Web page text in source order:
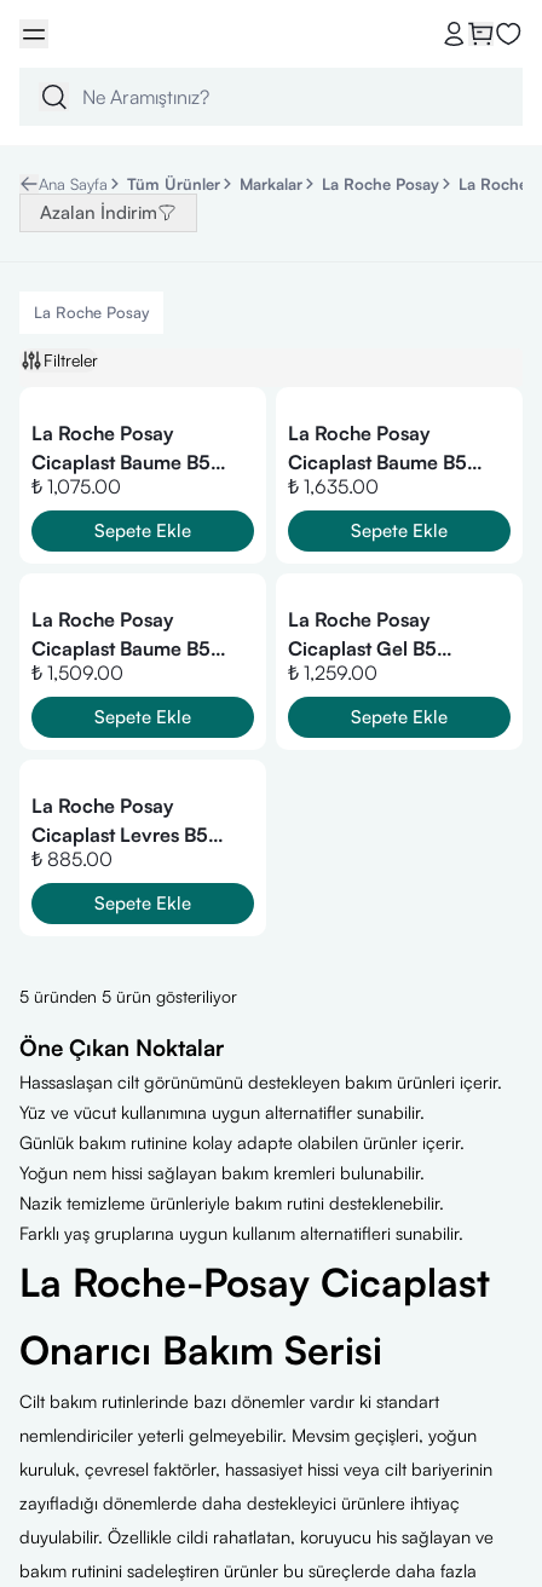
Ana Sayfa Tüm Ürünler Markalar La Roche Posay La Roche
Azalan İndirim
La Roche Posay
Filtreler
La Roche Posay
Cicaplast Baume B5
Krem 40 ml
₺ 1,075.00
Sepete Ekle
La Roche Posay
Cicaplast Baume B5
SPF50+ Yatıştırıcı Ve
Onarıcı Bakım Kremi 40
ml
₺ 1,635.00
Sepete Ekle
La Roche Posay
Cicaplast Baume B5
Yatıştırıcı Ve Onarıcı
Bakım Kremi 100ml
₺ 1,509.00
Sepete Ekle
La Roche Posay
Cicaplast Gel B5
Yatıştırıcı ve Onarıcı
Bakım Jeli 40 ml
₺ 1,259.00
Sepete Ekle
La Roche Posay
Cicaplast Levres B5
Onarıcı Dudak Bakım
Kremi 7,5 ml
₺ 885.00
Sepete Ekle
5 üründen 5 ürün gösteriliyor
Öne Çıkan Noktalar
Hassaslaşan cilt görünümünü destekleyen bakım ürünleri içerir.
Yüz ve vücut kullanımına uygun alternatifler sunabilir.
Günlük bakım rutinine kolay adapte olabilen ürünler içerir.
Yoğun nem hissi sağlayan bakım kremleri bulunabilir.
Nazik temizleme ürünleriyle bakım rutini desteklenebilir.
Farklı yaş gruplarına uygun kullanım alternatifleri sunabilir.
La Roche-Posay Cicaplast
Onarıcı Bakım Serisi
Cilt bakım rutinlerinde bazı dönemler vardır ki standart
nemlendiriciler yeterli gelmeyebilir. Mevsim geçişleri, yoğun
kuruluk, çevresel faktörler, hassasiyet hissi veya cilt bariyerinin
zayıfladığı dönemlerde daha destekleyici ürünlere ihtiyaç
duyulabilir. Özellikle cildi rahatlatan, koruyucu his sağlayan ve
bakım rutinini sadeleştiren ürünler bu süreçlerde daha fazla